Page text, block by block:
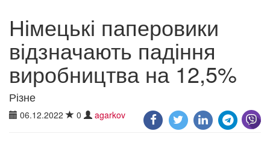
Німецькі паперовики
відзначають падіння
виробництва на 12,5%
Різне
06.12.2022 0 agarkov